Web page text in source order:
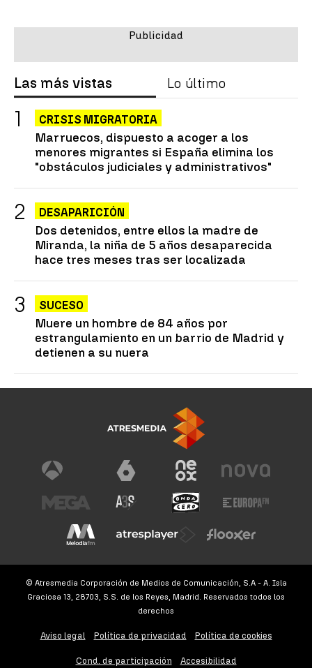
Las más vistas Lo último
CRISIS MIGRATORIA
Marruecos, dispuesto a acoger a los
menores migrantes si España elimina los
"obstáculos judiciales y administrativos"
DESAPARICIÓN
Dos detenidos, entre ellos la madre de
Miranda, la niña de 5 años desaparecida
hace tres meses tras ser localizada
SUCESO
Muere un hombre de 84 años por
estrangulamiento en un barrio de Madrid y
detienen a su nuera
© Atresmedia Corporación de Medios de Comunicación, S.A - A. Isla
Graciosa 13, 28703, S.S. de los Reyes, Madrid. Reservados todos los
derechos
Aviso legal Política de privacidad Política de cookies
Cond. de participación Accesibilidad